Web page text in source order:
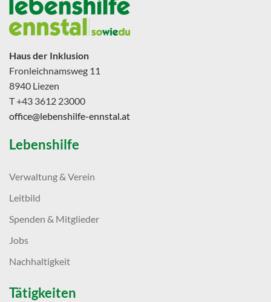
Haus der Inklusion
Fronleichnamsweg 11
8940 Liezen
T +43 3612 23000
office@lebenshilfe-ennstal.at
Lebenshilfe
Verwaltung & Verein
Leitbild
Spenden & Mitglieder
Jobs
Nachhaltigkeit
Tätigkeiten